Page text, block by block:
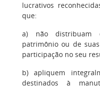
lucrativos
que:
a) não distribuam
patrimônio ou de
participação no seu
b) apliquem
destinados à